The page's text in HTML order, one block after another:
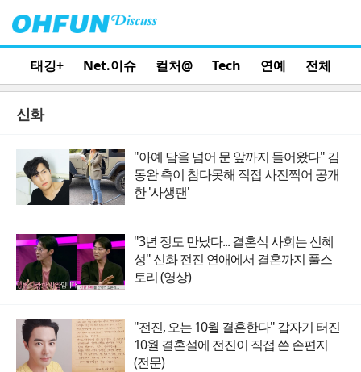
태깅+ Net.이슈 컬처@ Tech 연예 전체
신화
"아예 담을 넘어 문 앞까지 들어왔다" 김
동완 측이 참다못해 직접 사진찍어 공개
한 '사생팬'
"3년 정도 만났다... 결혼식 사회는 신혜
성" 신화 전진 연애에서 결혼까지 풀스
토리 (영상)
"전진, 오는 10월 결혼한다" 갑자기 터진
10월 결혼설에 전진이 직접 쓴 손편지
(전문)